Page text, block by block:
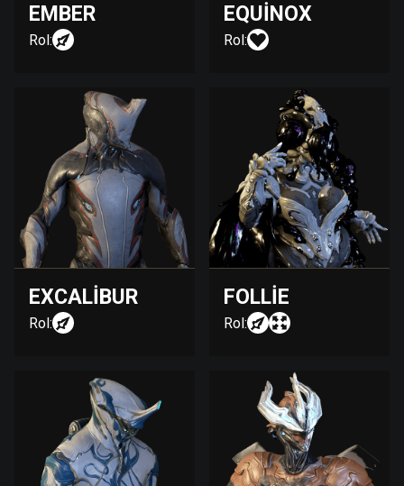
EMBER
Rol:
EQUINOX
Rol:
EXCALIBUR
Rol:
FOLLIE
Rol: